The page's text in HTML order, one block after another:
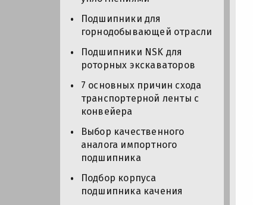
Подшипники для
горнодобывающей отрасли
Подшипники NSK для
роторных экскаваторов
7 основных причин схода
транспортерной ленты с
конвейера
Выбор качественного
аналога импортного
подшипника
Подбор корпуса
подшипника качения